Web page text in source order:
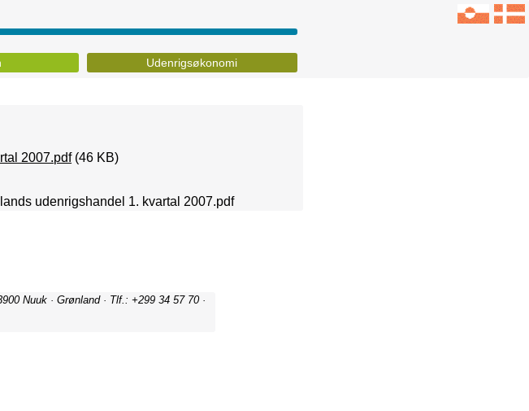
Udenrigsøkonomi
2007.pdf(46 KB)
udenrigshandel 1. kvartal 2007.pdf
Nuuk · Grønland · Tlf.: +299 34 57 70 ·